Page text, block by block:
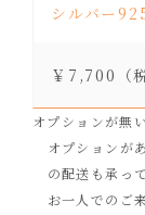
シルバー
￥7,700（
オプションが無
オプションが
の配送も承っ
お一人でのご